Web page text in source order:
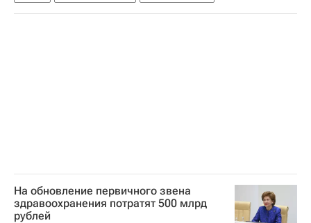
На обновление первичного звена
здравоохранения потратят 500 млрд
рублей